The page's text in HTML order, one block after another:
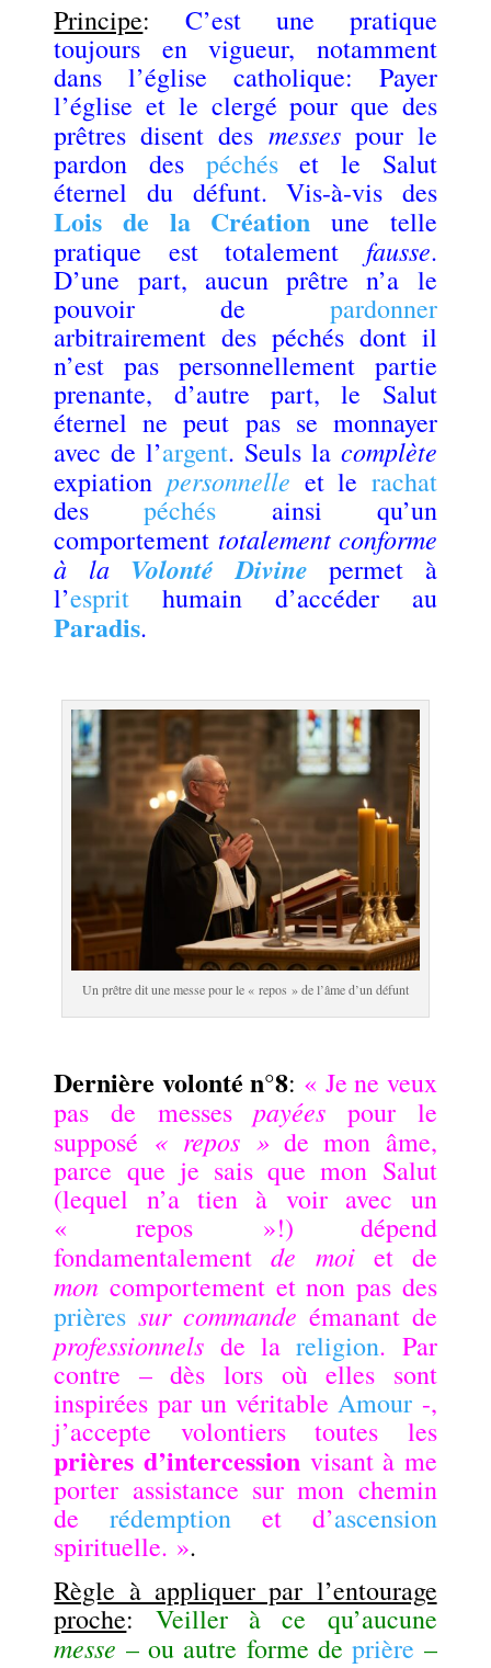
Principe:C’est une pratique
toujours en vigueur, notamment
dans l’église catholique: Payer
l’église et le clergé pour que des
prêtres disent des messespour le
pardon des péchéset le Salut
éternel du défunt. Vis-à-vis des
Lois de la Création une telle
pratique est totalement fausse.
D’une part, aucun prêtre n’a le
pouvoir de pardonner
arbitrairement des péchés dont il
n’est pas personnellement partie
prenante, d’autre part, le Salut
éternel ne peut pas se monnayer
avec de l’argent. Seuls la complète
expiation personnelle et le rachat
despéchés ainsi qu’un
comportement totalement conforme
à la Volonté Divine permet à
l’esprit humain d’accéder au
Paradis.
Un prêtre dit une messe pour le « repos » de l’âme d’un défunt
Dernière volonté n°8: « Je ne veux
pas de messespayées pour le
supposé « repos » de mon âme,
parce que je sais que mon Salut
(lequel n’a tien à voir avec un
« repos »!) dépend
fondamentalementde moiet de
mon comportement et non pas des
prières sur commande émanant de
professionnels de lareligion. Par
contre – dès lors où elles sont
inspirées par un véritableAmour -,
j’accepte volontiers toutes les
prières d’intercessionvisant à me
porter assistance sur mon chemin
derédemption et d’ascension
spirituelle. ».
Règle à appliquer par l’entourage
proche: Veiller à ce qu’aucune
messe – ou autre forme deprière –